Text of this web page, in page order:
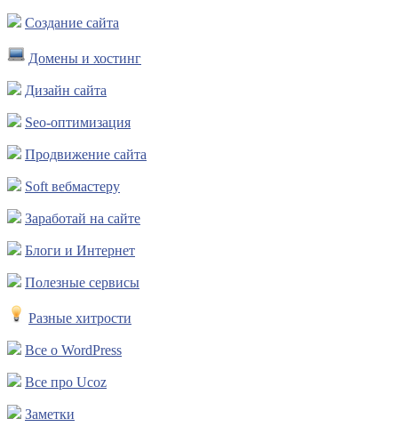
Создание сайта
Домены и хостинг
Дизайн сайта
Seo-оптимизация
Продвижение сайта
Soft вебмастеру
Заработай на сайте
Блоги и Интернет
Полезные сервисы
Разные хитрости
Все о WordPress
Все про Ucoz
Заметки